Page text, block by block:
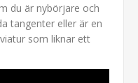
du är nybörjare och
tangenter eller är en
som liknar ett